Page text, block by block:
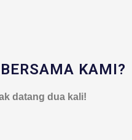
KAMI?
datang dua kali!